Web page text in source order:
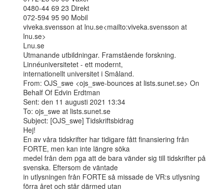
0480-44 69 23 Direkt
072-594 95 90 Mobil
viveka.svensson at lnu.se<mailto:viveka.svensson at
lnu.se>
Lnu.se
Utmanande utbildningar. Framstående forskning.
Linnéuniversitetet - ett modernt,
internationellt universitet i Småland.
From: OJS_swe <ojs_swe-bounces at lists.sunet.se> On
Behalf Of Edvin Erdtman
Sent: den 11 augusti 2021 13:34
To: ojs_swe at lists.sunet.se
Subject: [OJS_swe] Tidskriftsbidrag
Hej!
En av våra tidskrifter har tidigare fått finansiering från
FORTE, men kan inte längre söka
medel från dem pga att de bara vänder sig till tidskrifter på
svenska. Eftersom de väntade
in utlysningen från FORTE så missade de VR:s utlysning
förra året och står därmed utan